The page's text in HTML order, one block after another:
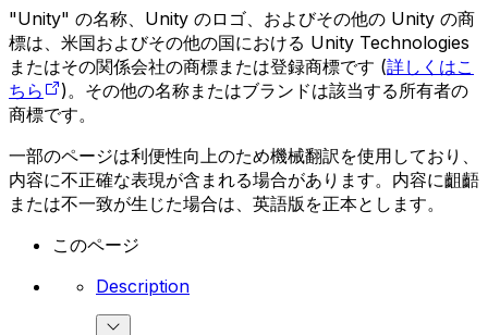
"Unity" の名称、Unity のロゴ、およびその他の Unity の商
標は、米国およびその他の国における Unity Technologies
またはその関係会社の商標または登録商標です (詳しくはこ
ちら
)。その他の名称またはブランドは該当する所有者の
商標です。
一部のページは利便性向上のため機械翻訳を使用しており、
内容に不正確な表現が含まれる場合があります。内容に齟齬
または不一致が生じた場合は、英語版を正本とします。
このページ
Description